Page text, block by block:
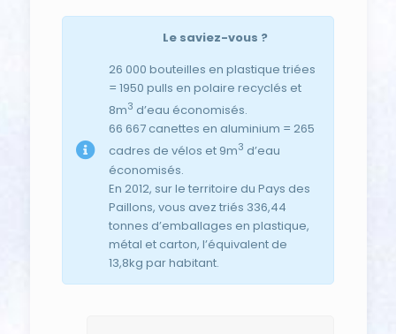
Le saviez-vous ?
26 000 bouteilles en plastique triées
= 1950 pulls en polaire recyclés et
8m3 d’eau économisés.
66 667 canettes en aluminium = 265
cadres de vélos et 9m3 d’eau
économisés.
En 2012, sur le territoire du Pays des
Paillons, vous avez triés 336,44
tonnes d’emballages en plastique,
métal et carton, l’équivalent de
13,8kg par habitant.